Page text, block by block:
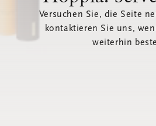
Versuchen Sie, die Seite
kontaktieren Sie uns,
weiterhin